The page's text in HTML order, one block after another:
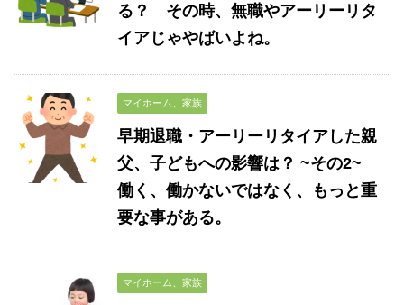
る？ その時、無職やアーリーリタ
イアじゃやばいよね。
マイホーム、家族
早期退職・アーリーリタイアした親
父、子どもへの影響は？ ~その2~
働く、働かないではなく、もっと重
要な事がある。
マイホーム、家族